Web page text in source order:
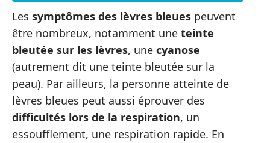
Les symptômes des lèvres bleues peuvent
être nombreux, notamment une teinte
bleutée sur les lèvres, une cyanose
(autrement dit une teinte bleutée sur la
peau). Par ailleurs, la personne atteinte de
lèvres bleues peut aussi éprouver des
difficultés lors de la respiration, un
essoufflement, une respiration rapide. En